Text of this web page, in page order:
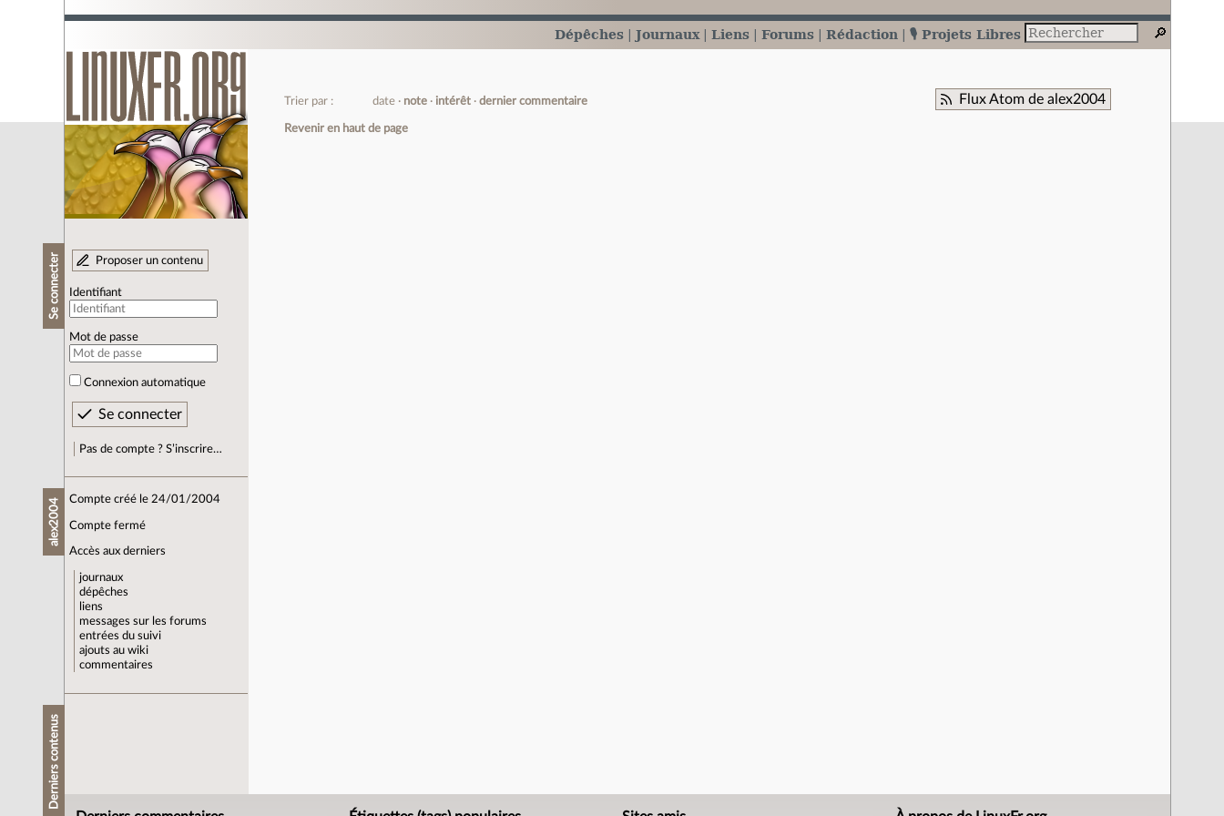
Dépêches Journaux Liens Forums Rédaction 🎙️ Projets Libres
Se connecter Proposer un contenu
Identifiant
Mot de passe
Connexion automatique
Pas de compte ? S’inscrire…
alex2004 Compte créé le 24/01/2004
Compte fermé
Accès aux derniers
journaux
dépêches
liens
messages sur les forums
entrées du suivi
ajouts au wiki
commentaires
Derniers contenus
Flux Atom de alex2004
Trier par : date note intérêt dernier commentaire
Revenir en haut de page